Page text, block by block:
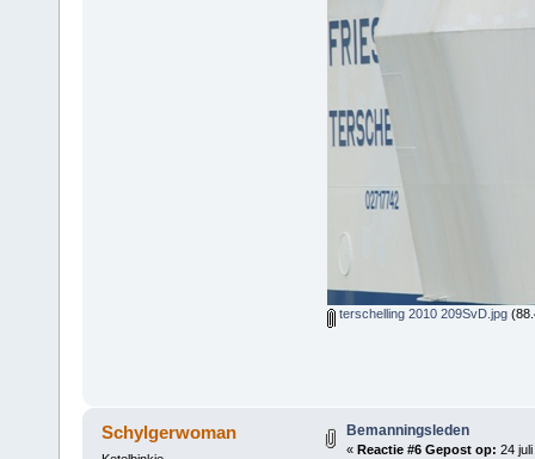
terschelling 2010 209SvD.jpg
Schylgerwoman Bemanningsleden
« Reactie #6 Gepost op: 24